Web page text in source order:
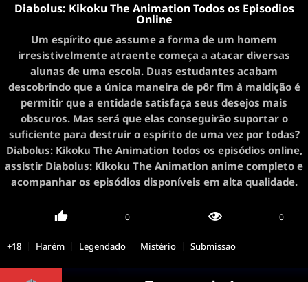
Diabolus: Kikoku The Animation Todos os Episodios
Online
Um espírito que assume a forma de um homem
irresistivelmente atraente começa a atacar diversas
alunas de uma escola. Duas estudantes acabam
descobrindo que a única maneira de pôr fim à maldição é
permitir que a entidade satisfaça seus desejos mais
obscuros. Mas será que elas conseguirão suportar o
suficiente para destruir o espírito de uma vez por todas?
Diabolus: Kikoku The Animation todos os episódios online,
assistir Diabolus: Kikoku The Animation anime completo e
acompanhar os episódios disponíveis em alta qualidade.
0 0
+18 Harém Legendado Mistério Submissao